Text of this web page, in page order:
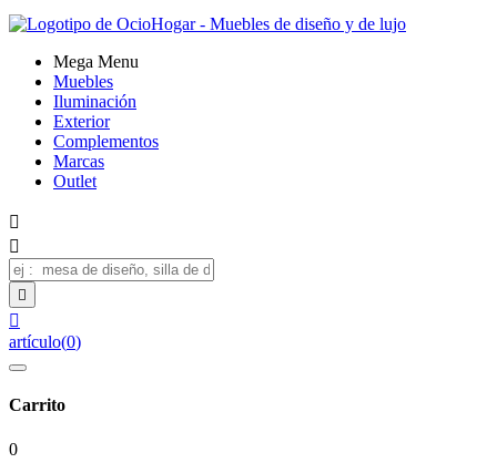
Mega Menu
Muebles
Iluminación
Exterior
Complementos
Marcas
Outlet




artículo(0)
Carrito
0